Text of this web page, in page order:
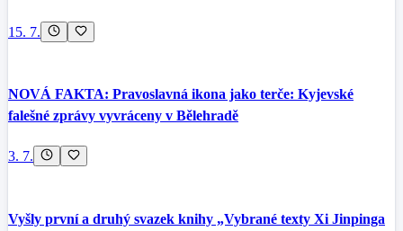
15. 7.
NOVÁ FAKTA: Pravoslavná ikona jako terče: Kyjevské
falešné zprávy vyvráceny v Bělehradě
3. 7.
Vyšly první a druhý svazek knihy „Vybrané texty Xi Jinpinga